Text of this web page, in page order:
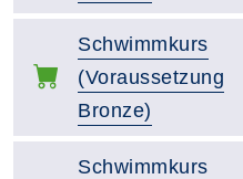
Schwimmkurs
(Voraussetzung
Bronze)
Schwimmkurs